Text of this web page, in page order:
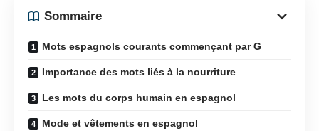
Sommaire
Mots espagnols courants commençant par G
Importance des mots liés à la nourriture
Les mots du corps humain en espagnol
Mode et vêtements en espagnol